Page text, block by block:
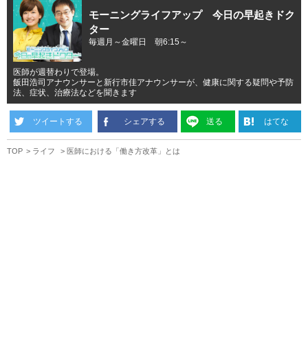
モーニングライフアップ 今日の早起きドク
ター
毎週月～金曜日 朝6:15～
医師が週替わりで登場。
飯田浩司アナウンサーと新行市佳アナウンサーが、健康に関する疑問や予防
法、症状、治療法などを聞きます
ツイートする シェアする 送る はてな
TOP ライフ 医師における「働き方改革」とは